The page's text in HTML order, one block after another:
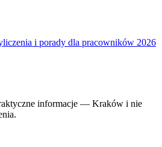
i porady dla pracowników 2026
informacje — Kraków i nie